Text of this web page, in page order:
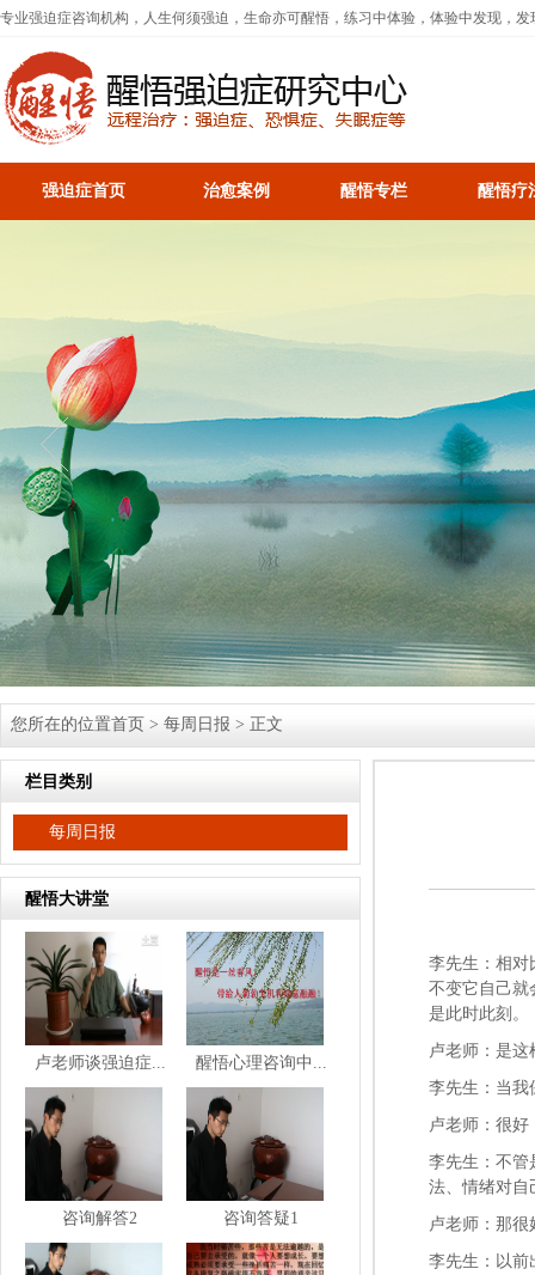
专业强迫症咨询机构，人生何须强迫，生命亦可醒悟，练习中体验，体验中发现，
强迫症首页 治愈案例 醒悟专栏 醒悟疗
您所在的位置首页 > 每周日报 > 正文
栏目类别
每周日报
醒悟大讲堂
卢老师谈强迫症... 醒悟心理咨询中...
咨询解答2 咨询答疑1
李先生：相对
不变它自己
是此时此刻。
卢老师：是这
李先生：当我
卢老师：很
李先生：不
法、情绪对自
卢老师：那
李先生：以